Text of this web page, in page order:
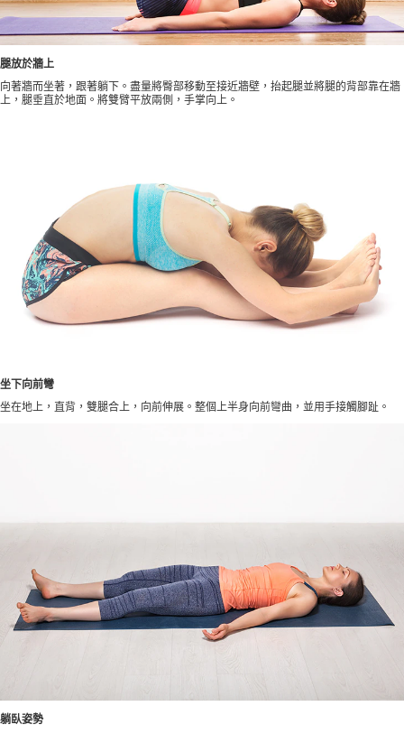
腿放於牆上
向著牆而坐著，跟著躺下。盡量將臀部移動至接近牆壁，抬起腿並將腿的背部靠在牆
上，腿垂直於地面。將雙臂平放兩側，手掌向上。
坐下向前彎
坐在地上，直背，雙腿合上，向前伸展。整個上半身向前彎曲，並用手接觸腳趾。
躺臥姿勢